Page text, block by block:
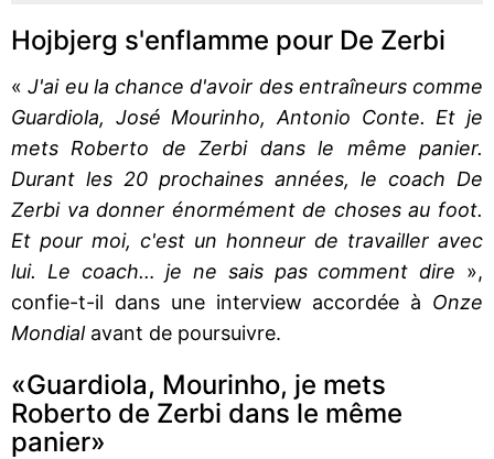
Hojbjerg s'enflamme pour De Zerbi
«J'ai eu la chance d'avoir des entraîneurs comme
Guardiola, José Mourinho, Antonio Conte. Et je
mets Roberto de Zerbi dans le même panier.
Durant les 20 prochaines années, le coach De
Zerbi va donner énormément de choses au foot.
Et pour moi, c'est un honneur de travailler avec
lui. Le coach… je ne sais pas comment dire »,
confie-t-il dans une interview accordée à Onze
Mondialavant de poursuivre.
«Guardiola, Mourinho, je mets
Roberto de Zerbi dans le même
panier»